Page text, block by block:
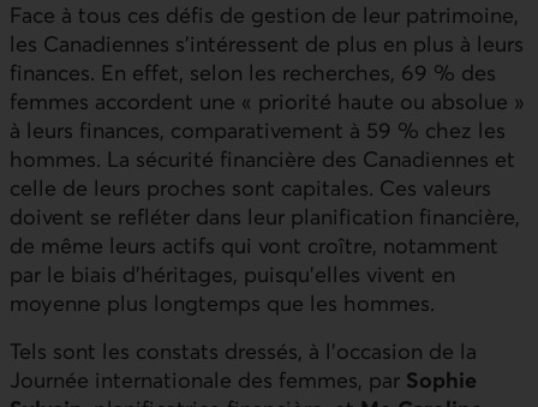
Face à tous ces défis de gestion de leur patrimoine,
les Canadiennes s’intéressent de plus en plus à leurs
finances. En effet, selon les recherches, 69 % des
femmes accordent une « priorité haute ou absolue »
à leurs finances, comparativement à 59 % chez les
hommes. La sécurité financière des Canadiennes et
celle de leurs proches sont capitales. Ces valeurs
doivent se refléter dans leur planification financière,
de même leurs actifs qui vont croître, notamment
par le biais d’héritages, puisqu’elles vivent en
moyenne plus longtemps que les hommes.
Tels sont les constats dressés, à l’occasion de la
Journée internationale des femmes, par Sophie